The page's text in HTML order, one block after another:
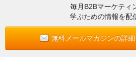
毎月B2Bマーケティ
学ぶための情報を配
無料メールマガジンの詳